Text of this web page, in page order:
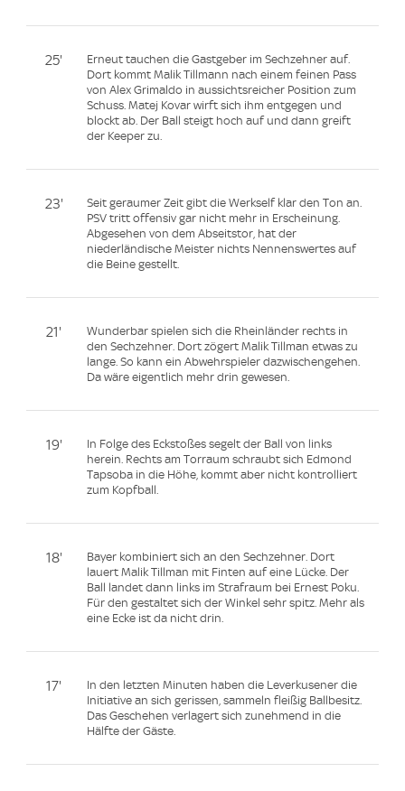
25'
Erneut tauchen die Gastgeber im Sechzehner auf.
Dort kommt Malik Tillmann nach einem feinen Pass
von Alex Grimaldo in aussichtsreicher Position zum
Schuss. Matej Kovar wirft sich ihm entgegen und
blockt ab. Der Ball steigt hoch auf und dann greift
der Keeper zu.
23'
Seit geraumer Zeit gibt die Werkself klar den Ton an.
PSV tritt offensiv gar nicht mehr in Erscheinung.
Abgesehen von dem Abseitstor, hat der
niederländische Meister nichts Nennenswertes auf
die Beine gestellt.
21'
Wunderbar spielen sich die Rheinländer rechts in
den Sechzehner. Dort zögert Malik Tillman etwas zu
lange. So kann ein Abwehrspieler dazwischengehen.
Da wäre eigentlich mehr drin gewesen.
19'
In Folge des Eckstoßes segelt der Ball von links
herein. Rechts am Torraum schraubt sich Edmond
Tapsoba in die Höhe, kommt aber nicht kontrolliert
zum Kopfball.
18'
Bayer kombiniert sich an den Sechzehner. Dort
lauert Malik Tillman mit Finten auf eine Lücke. Der
Ball landet dann links im Strafraum bei Ernest Poku.
Für den gestaltet sich der Winkel sehr spitz. Mehr als
eine Ecke ist da nicht drin.
17'
In den letzten Minuten haben die Leverkusener die
Initiative an sich gerissen, sammeln fleißig Ballbesitz.
Das Geschehen verlagert sich zunehmend in die
Hälfte der Gäste.